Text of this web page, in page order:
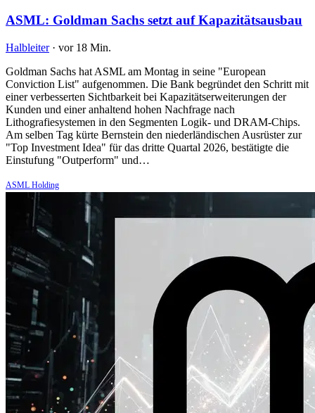
ASML: Goldman Sachs setzt auf Kapazitätsausbau
Halbleiter · vor 18 Min.
Goldman Sachs hat ASML am Montag in seine "European
Conviction List" aufgenommen. Die Bank begründet den Schritt mit
einer verbesserten Sichtbarkeit bei Kapazitätserweiterungen der
Kunden und einer anhaltend hohen Nachfrage nach
Lithografiesystemen in den Segmenten Logik- und DRAM-Chips.
Am selben Tag kürte Bernstein den niederländischen Ausrüster zur
"Top Investment Idea" für das dritte Quartal 2026, bestätigte die
Einstufung "Outperform" und…
ASML Holding